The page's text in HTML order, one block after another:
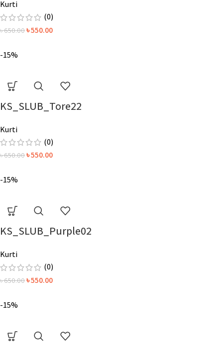
Kurti
(0)
৳650.00৳550.00
-15%
KS_SLUB_Tore22
Kurti
(0)
৳650.00৳550.00
-15%
KS_SLUB_Purple02
Kurti
(0)
৳650.00৳550.00
-15%